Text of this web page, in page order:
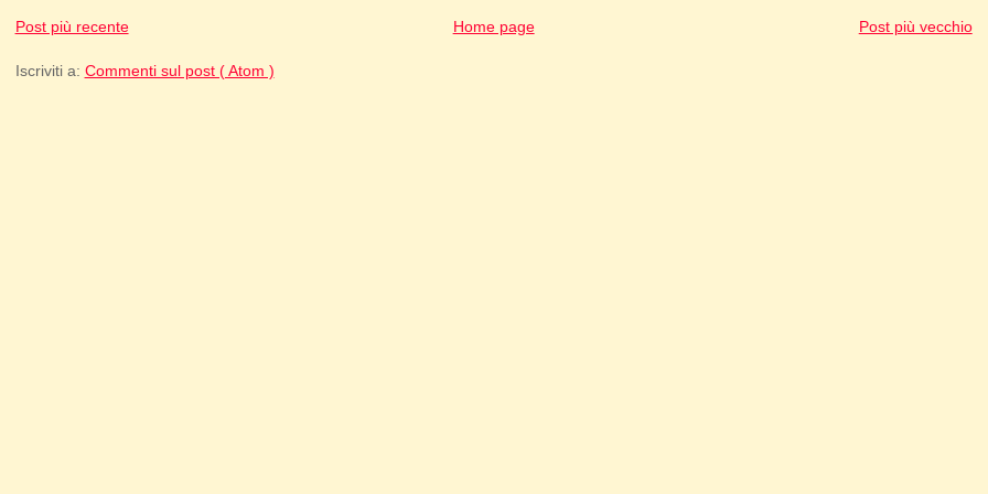
Post più recente Post più vecchio
Home page
Iscriviti a: Commenti sul post ( Atom )